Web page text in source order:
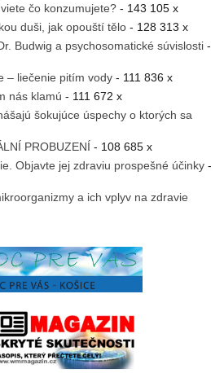
čo konzumujete? - 143 105 x
duši, jak opouští tělo - 128 313 x
Budwig a psychosomatické súvislosti -
– liečenie pitím vody - 111 836 x
nás klamú - 111 672 x
šokujúce úspechy o ktorých sa
PROBUZENÍ - 108 685 x
Objavte jej zdraviu prospešné účinky -
a ich vplyv na zdravie